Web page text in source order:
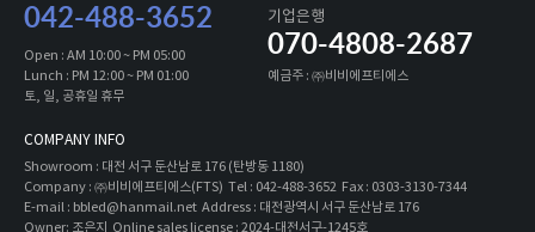
042-488-3652
Open : AM 10:00 ~ PM 05:00
Lunch : PM 12:00 ~ PM 01:00
토, 일, 공휴일 휴무
기업은행
070-4808-2687
예금주 : ㈜비비에프티에스
COMPANY INFO
Showroom : 대전 서구 둔산남로 176 (탄방동 1180)
Company : ㈜비비에프티에스(FTS) Tel : 042-488-3652 Fax : 0303-3130-7344
E-mail : bbled@hanmail.net Address : 대전광역시 서구 둔산남로 176
Owner: 조은지 Online sales license : 2024-대전서구-1245호